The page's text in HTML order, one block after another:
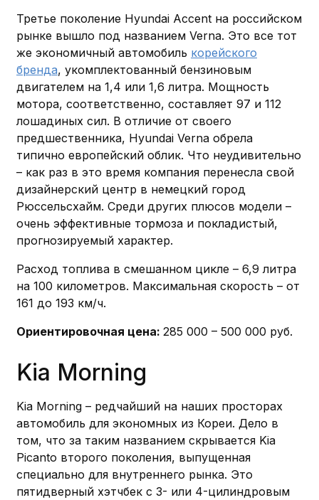
Третье поколение Hyundai Accent на российском
рынке вышло под названием Verna. Это все тот
же экономичный автомобиль корейского
бренда, укомплектованный бензиновым
двигателем на 1,4 или 1,6 литра. Мощность
мотора, соответственно, составляет 97 и 112
лошадиных сил. В отличие от своего
предшественника, Hyundai Verna обрела
типично европейский облик. Что неудивительно
– как раз в это время компания перенесла свой
дизайнерский центр в немецкий город
Рюссельсхайм. Среди других плюсов модели –
очень эффективные тормоза и покладистый,
прогнозируемый характер.
Расход топлива в смешанном цикле – 6,9 литра
на 100 километров. Максимальная скорость – от
161 до 193 км/ч.
Ориентировочная цена: 285 000 – 500 000 руб.
Kia Morning
Kia Morning – редчайший на наших просторах
автомобиль для экономных из Кореи. Дело в
том, что за таким названием скрывается Kia
Picanto второго поколения, выпущенная
специально для внутреннего рынка. Это
пятидверный хэтчбек с 3- или 4-цилиндровым